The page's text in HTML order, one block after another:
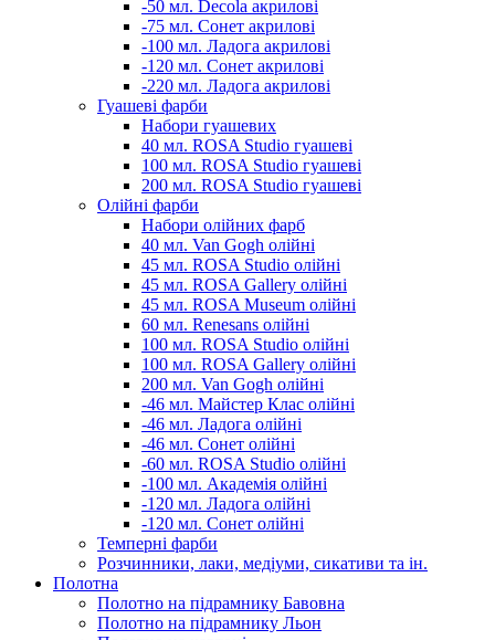
-50 мл. Decola акрилові
-75 мл. Сонет акрилові
-100 мл. Ладога акрилові
-120 мл. Сонет акрилові
-220 мл. Ладога акрилові
Гуашеві фарби
Набори гуашевих
40 мл. ROSA Studio гуашеві
100 мл. ROSA Studio гуашеві
200 мл. ROSA Studio гуашеві
Олійні фарби
Набори олійних фарб
40 мл. Van Gogh олійні
45 мл. ROSA Studio олійні
45 мл. ROSA Gallery олійні
45 мл. ROSA Museum олійні
60 мл. Renesans олійні
100 мл. ROSA Studio олійні
100 мл. ROSA Gallery олійні
200 мл. Van Gogh олійні
-46 мл. Майстер Клас олійні
-46 мл. Ладога олійні
-46 мл. Сонет олійні
-60 мл. ROSA Studio олійні
-100 мл. Академія олійні
-120 мл. Ладога олійні
-120 мл. Сонет олійні
Темперні фарби
Розчинники, лаки, медіуми, сикативи та ін.
Полотна
Полотно на підрамнику Бавовна
Полотно на підрамнику Льон